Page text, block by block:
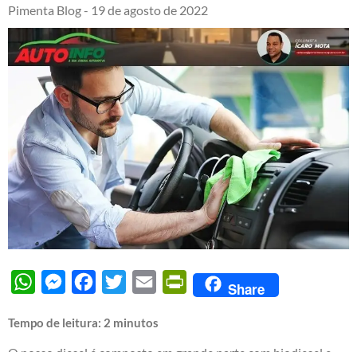
Pimenta Blog - 19 de agosto de 2022
WhatsAppMessengerFacebook
Twitter Email PrintFriendly
Share
Tempo de leitura: 2 minutos